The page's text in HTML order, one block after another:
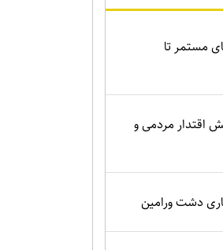
مستمر تا
اقتدار مردمی و
دشت ورامین